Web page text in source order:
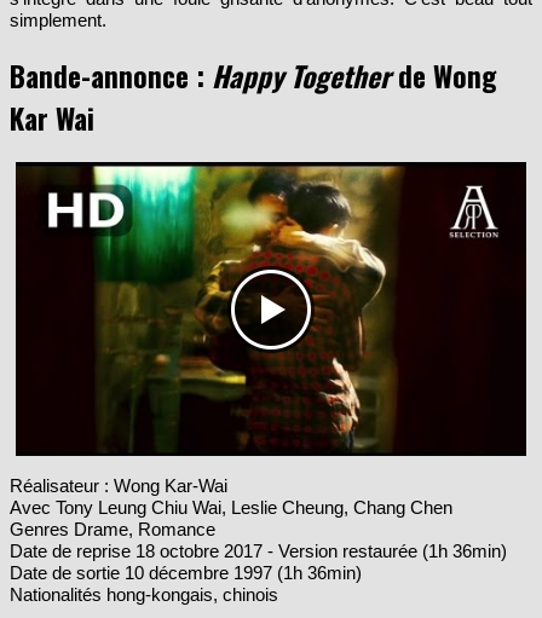
Bande-annonce :
Kar Wai
Réalisateur : Wong Kar-Wai
Avec Tony Leung Chiu Wai, Leslie Cheung, Chang Chen
Genres Drame, Romance
Date de reprise 18 octobre 2017 - Version restaurée (1h 36min)
Date de sortie 10 décembre 1997 (1h 36min)
Nationalités hong-kongais, chinois